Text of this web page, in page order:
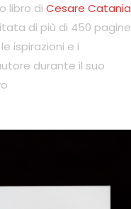
libro di Cesare Catania
di più di 450 pagine
ispirazioni e i
durante il suo